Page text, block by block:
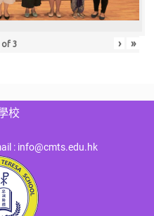
of3 › »
校
: info@cmts.edu.hk